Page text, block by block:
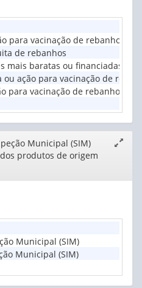
para vacinação de rebanho
de rebanhos
mais baratas ou financiadas
ou ação para vacinação de
para vacinação de rebanho
Municipal (SIM)
produtos de origem
Municipal (SIM)
Municipal (SIM)